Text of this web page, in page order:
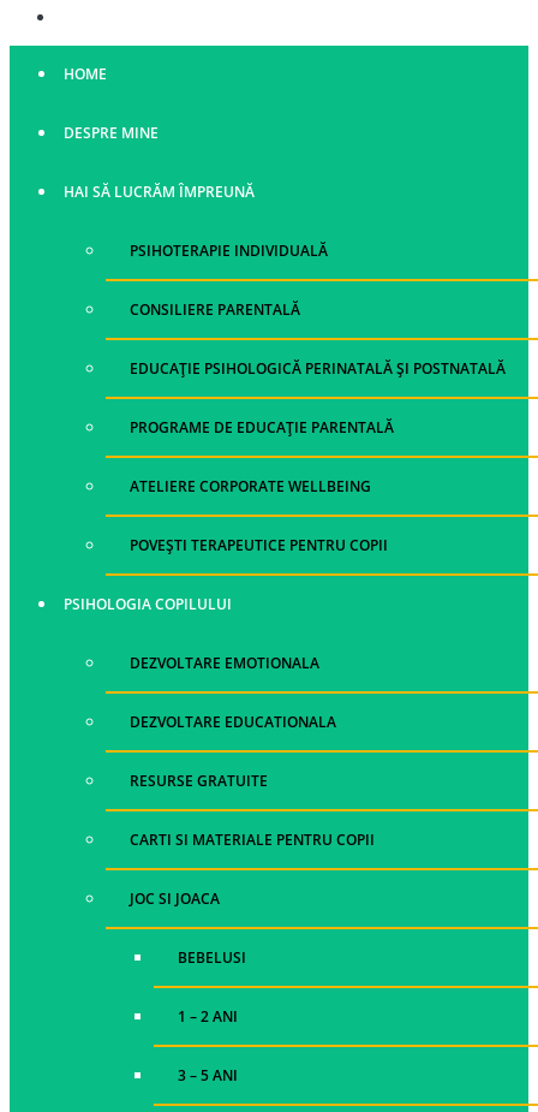
HOME
DESPRE MINE
HAI SĂ LUCRĂM ÎMPREUNĂ
PSIHOTERAPIE INDIVIDUALĂ
CONSILIERE PARENTALĂ
EDUCAȚIE PSIHOLOGICĂ PERINATALĂ ȘI POSTNATALĂ
PROGRAME DE EDUCAȚIE PARENTALĂ
ATELIERE CORPORATE WELLBEING
POVEȘTI TERAPEUTICE PENTRU COPII
PSIHOLOGIA COPILULUI
DEZVOLTARE EMOTIONALA
DEZVOLTARE EDUCATIONALA
RESURSE GRATUITE
CARTI SI MATERIALE PENTRU COPII
JOC SI JOACA
BEBELUSI
1 – 2 ANI
3 – 5 ANI